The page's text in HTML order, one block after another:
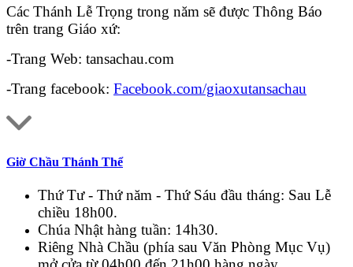
Các Thánh Lễ Trọng trong năm sẽ được Thông Báo
trên trang Giáo xứ:
-Trang Web: tansachau.com
-Trang facebook: Facebook.com/giaoxutansachau
Giờ Chầu Thánh Thể
Thứ Tư - Thứ năm - Thứ Sáu đầu tháng: Sau Lễ
chiều 18h00.
Chúa Nhật hàng tuần: 14h30.
Riêng Nhà Chầu (phía sau Văn Phòng Mục Vụ)